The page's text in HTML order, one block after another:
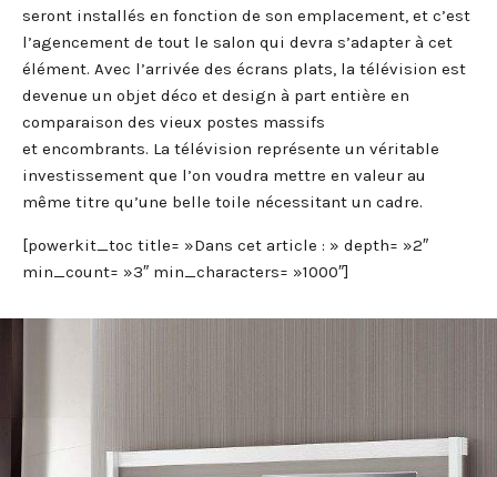
seront installés en fonction de son emplacement, et c’est
l’agencement de tout le salon qui devra s’adapter à cet
élément. Avec l’arrivée des écrans plats, la télévision est
devenue un objet déco et design à part entière en
comparaison des vieux postes massifs
et encombrants. La télévision représente un véritable
investissement que l’on voudra mettre en valeur au
même titre qu’une belle toile nécessitant un cadre.
[powerkit_toc title= »Dans cet article : » depth= »2″
min_count= »3″ min_characters= »1000″]